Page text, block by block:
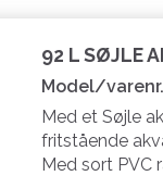
92 L SØJLE
Model/
Med et Søjle
fritstående
Med sort PVC